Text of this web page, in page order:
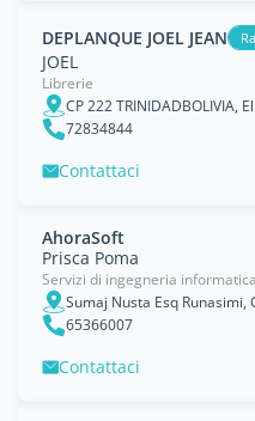
DEPLANQUE JOEL JEAN
JOEL
Librerie
CP 222 TRINIDADBOLIVIA,
72834844
Contattaci
AhoraSoft
Prisca Poma
Servizi di ingegneria informatica
65366007
Contattaci